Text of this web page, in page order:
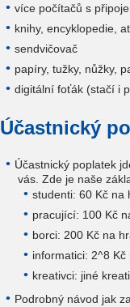
více počítačů s
knihy, encyklopedie,
sendvičovač
papíry, tužky, nůžky,
digitální foťák (stačí i
Účastnický
Účastnický poplatek
vás. Zde je naše
studenti: 60 Kč na
pracující: 100 Kč
borci: 200 Kč na
informatici: 2^8
kreativci: jiné
Podrobný návod jak